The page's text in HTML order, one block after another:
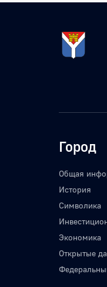
Город
Общая
История
Символика
Экономика
Открытые